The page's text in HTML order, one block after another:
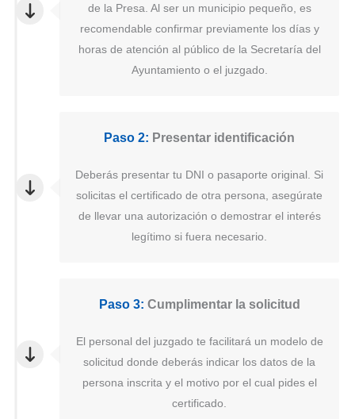
de la Presa. Al ser un municipio pequeño, es
recomendable confirmar previamente los días y
horas de atención al público de la Secretaría del
Ayuntamiento o el juzgado.
Paso 2: Presentar identificación
Deberás presentar tu DNI o pasaporte original. Si
solicitas el certificado de otra persona, asegúrate
de llevar una autorización o demostrar el interés
legítimo si fuera necesario.
Paso 3: Cumplimentar la solicitud
El personal del juzgado te facilitará un modelo de
solicitud donde deberás indicar los datos de la
persona inscrita y el motivo por el cual pides el
certificado.